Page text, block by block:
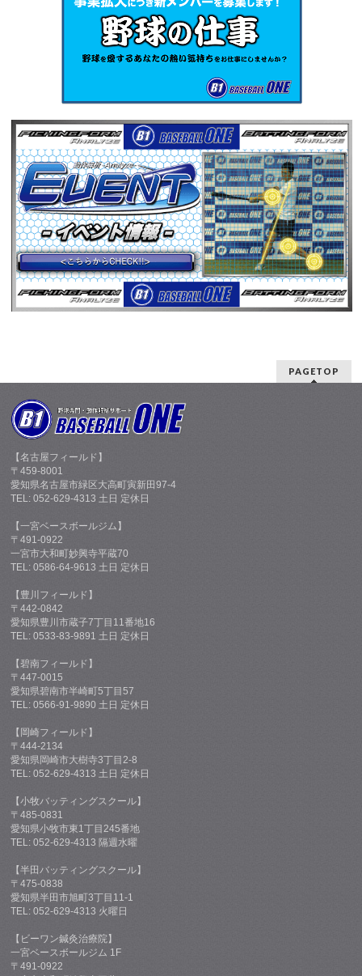
PAGETOP
【名古屋フィールド】
〒459-8001
愛知県名古屋市緑区大高町寅新田97-4
TEL: 052-629-4313 土日 定休日
【一宮ベースボールジム】
〒491-0922
一宮市大和町妙興寺平蔵70
TEL: 0586-64-9613 土日 定休日
【豊川フィールド】
〒442-0842
愛知県豊川市蔵子7丁目11番地16
TEL: 0533-83-9891 土日 定休日
【碧南フィールド】
〒447-0015
愛知県碧南市半崎町5丁目57
TEL: 0566-91-9890 土日 定休日
【岡崎フィールド】
〒444-2134
愛知県岡崎市大樹寺3丁目2-8
TEL: 052-629-4313 土日 定休日
【小牧バッティングスクール】
〒485-0831
愛知県小牧市東1丁目245番地
TEL: 052-629-4313 隔週水曜
【半田バッティングスクール】
〒475-0838
愛知県半田市旭町3丁目11-1
TEL: 052-629-4313 火曜日
【ビーワン鍼灸治療院】
一宮ベースボールジム 1F
〒491-0922